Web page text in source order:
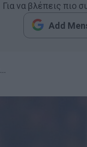
Για να βλέπεις πιο
Add
…